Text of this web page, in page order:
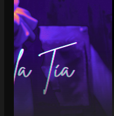
LOCALES OPINIÓN
EN LAS TRIPAS
2026
6 agosto, 2026